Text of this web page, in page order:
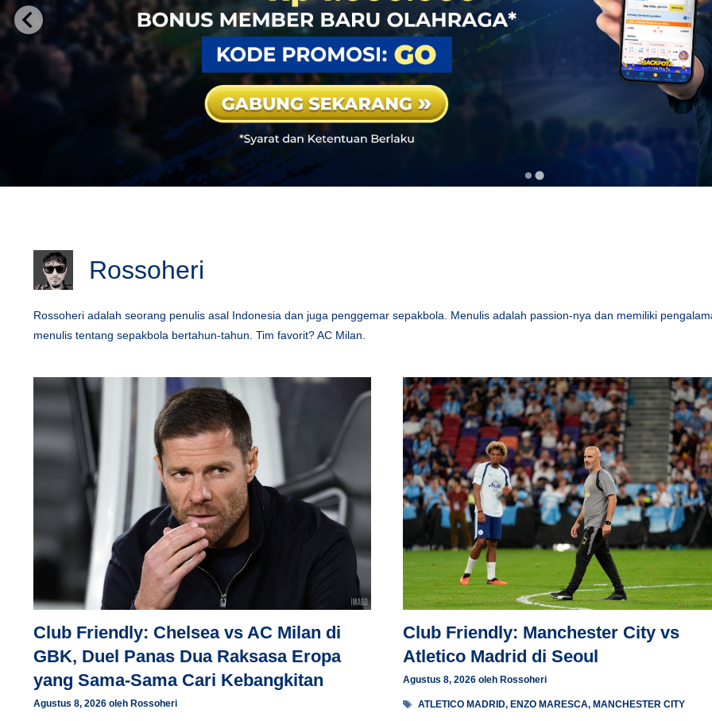
Rossoheri
Rossoheri adalah seorang penulis asal Indonesia dan juga penggemar sepakbola. Menulis adalah passion-nya dan memiliki
menulis tentang sepakbola bertahun-tahun. Tim favorit? AC Milan.
Club Friendly: Chelsea vs AC Milan di
GBK, Duel Panas Dua Raksasa Eropa
yang Sama-Sama Cari Kebangkitan
Agustus 8, 2026 oleh Rossoheri
Club Friendly: Manchester City vs
Atletico Madrid di Seoul
Agustus 8, 2026 oleh Rossoheri
Tag
ATLETICO MADRID, ENZO MARESCA, MANCHESTER CITY